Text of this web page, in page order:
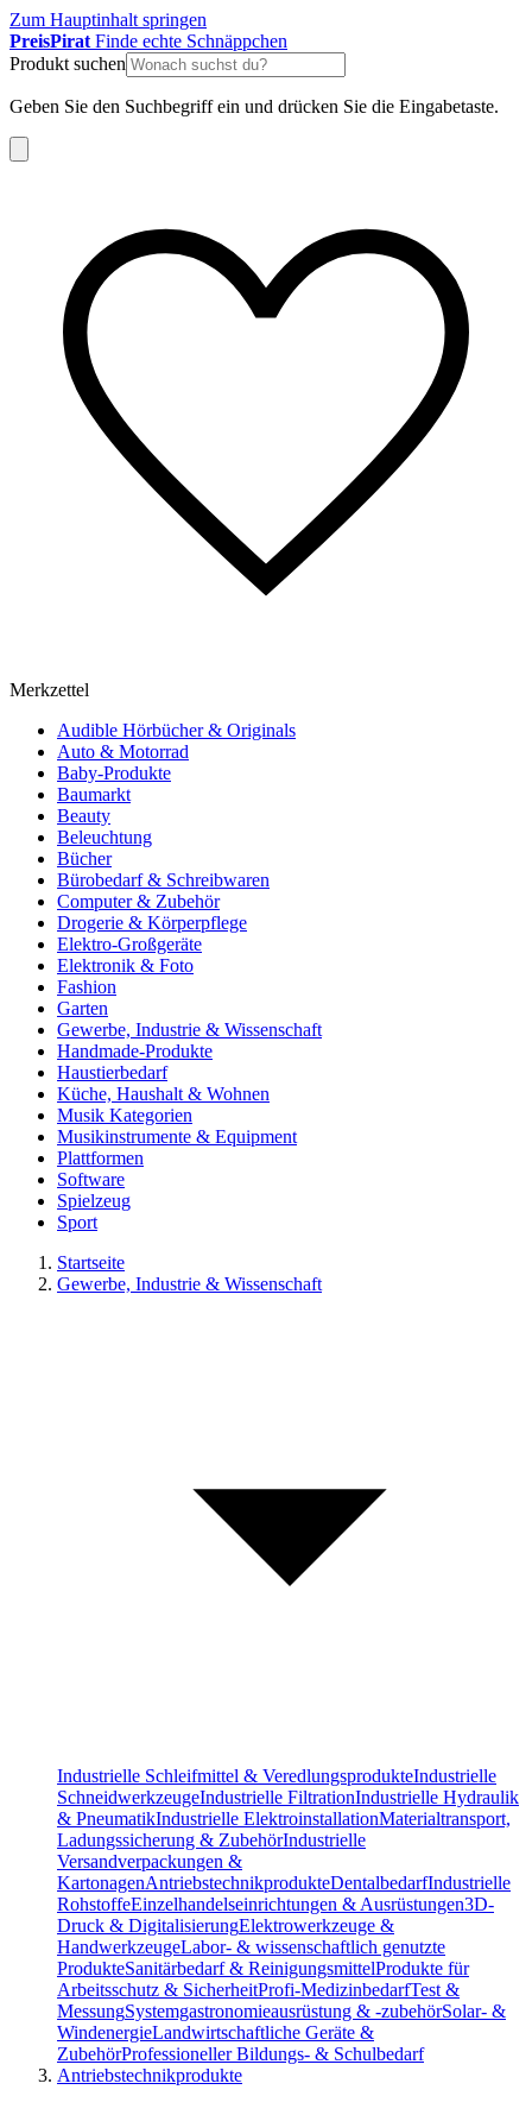
Zum Hauptinhalt springen
PreisPirat Finde echte Schnäppchen
Produkt suchen
Geben Sie den Suchbegriff ein und drücken Sie die Eingabetaste.
Merkzettel
Audible Hörbücher & Originals
Auto & Motorrad
Baby-Produkte
Baumarkt
Beauty
Beleuchtung
Bücher
Bürobedarf & Schreibwaren
Computer & Zubehör
Drogerie & Körperpflege
Elektro-Großgeräte
Elektronik & Foto
Fashion
Garten
Gewerbe, Industrie & Wissenschaft
Handmade-Produkte
Haustierbedarf
Küche, Haushalt & Wohnen
Musik Kategorien
Musikinstrumente & Equipment
Plattformen
Software
Spielzeug
Sport
Startseite
Gewerbe, Industrie & Wissenschaft
Industrielle Schleifmittel & VeredlungsprodukteIndustrielle
SchneidwerkzeugeIndustrielle FiltrationIndustrielle Hydraulik
& PneumatikIndustrielle ElektroinstallationMaterialtransport,
Ladungssicherung & ZubehörIndustrielle
Versandverpackungen &
KartonagenAntriebstechnikprodukteDentalbedarfIndustrielle
RohstoffeEinzelhandelseinrichtungen & Ausrüstungen3D-
Druck & DigitalisierungElektrowerkzeuge &
HandwerkzeugeLabor- & wissenschaftlich genutzte
ProdukteSanitärbedarf & ReinigungsmittelProdukte für
Arbeitsschutz & SicherheitProfi-MedizinbedarfTest &
MessungSystemgastronomieausrüstung & -zubehörSolar- &
WindenergieLandwirtschaftliche Geräte &
ZubehörProfessioneller Bildungs- & Schulbedarf
Antriebstechnikprodukte